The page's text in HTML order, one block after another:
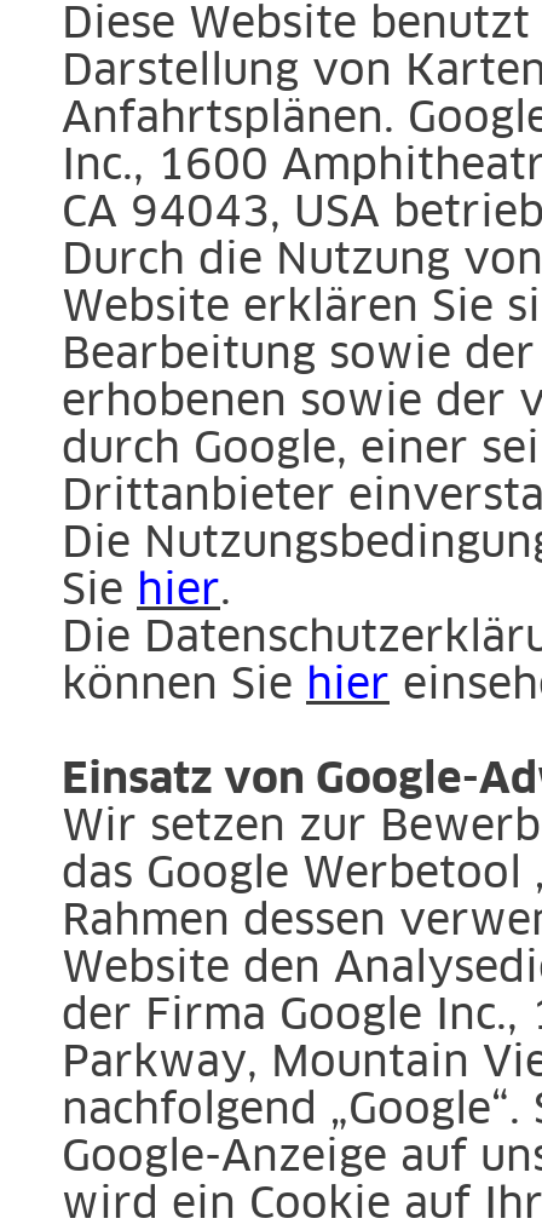
Diese Website
Darstellung von
Anfahrtsplänen.
Inc., 1600
CA 94043, USA
Durch die Nutzung
Website erklären Sie
Bearbeitung sowie
erhobenen sowie der
durch Google, einer
Drittanbieter
Die
Sie hier.
Die
können Sie hier
Einsatz von Google-
Wir setzen zur
das Google Werbetool
Rahmen dessen
Website den
der Firma Google
Parkway, Mountain
nachfolgend
Google-Anzeige auf
wird ein Cookie auf